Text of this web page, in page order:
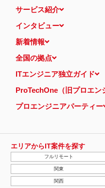
サービス紹介
インタビュー
新着情報
全国の拠点
ITエンジニア独立ガイド
ProTechOne（旧プロエン
プロエンジニアパーティー
エリアからIT案件を探す
フルリモート
関東
関西